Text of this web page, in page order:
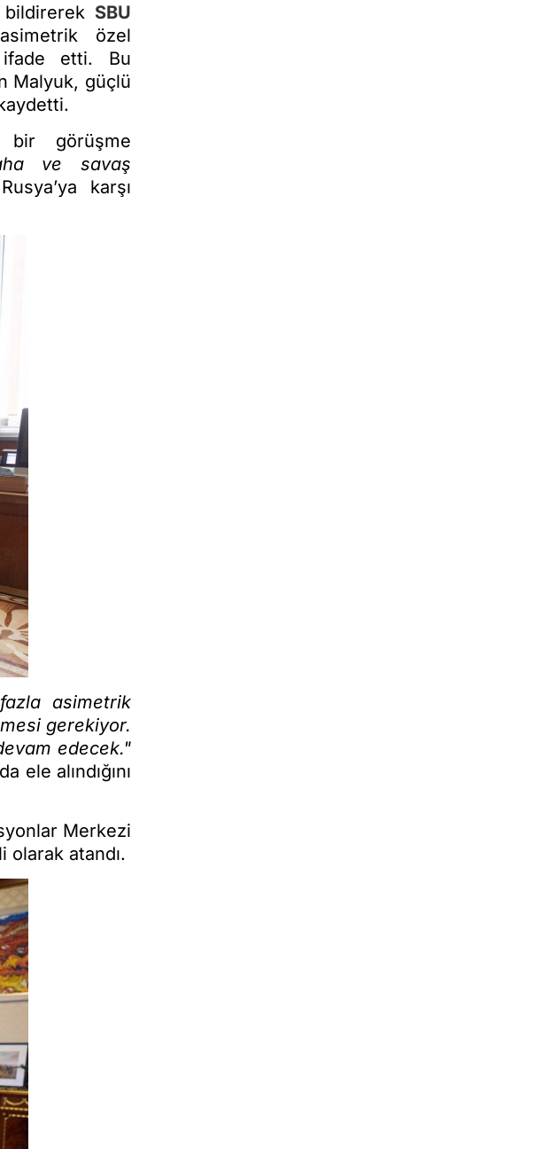
bildirerek SBU
özel
ifade etti. Bu
Malyuk, güçlü
görüşme
ve savaş
karşı
asimetrik
gerekiyor.
edecek."
ele alındığını
Merkezi
olarak atandı.